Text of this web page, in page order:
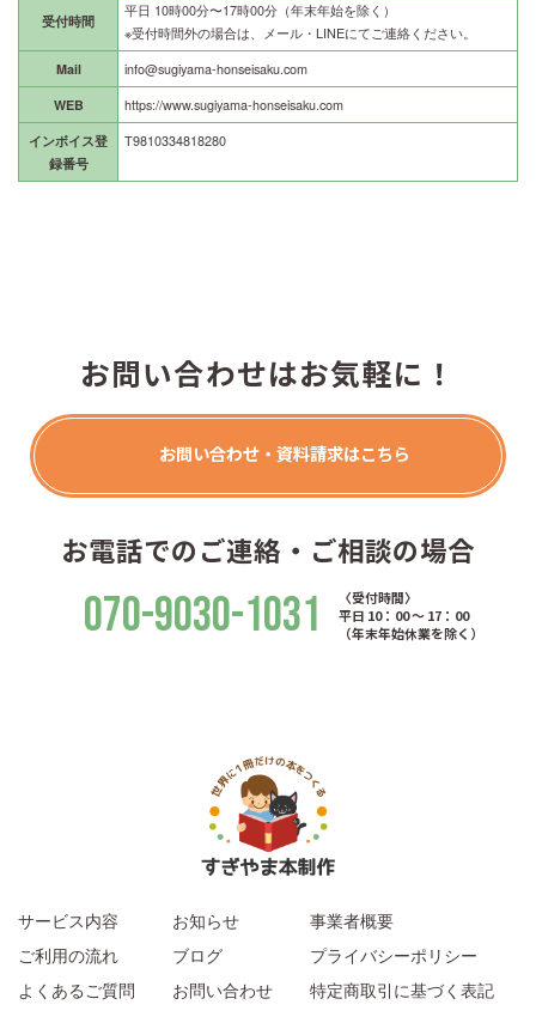
受付時間
平日 10時00分〜17時00分（年末年始を除く）
※受付時間外の場合は、メール・LINEにてご連絡ください。
Mail
info@sugiyama-honseisaku.com
WEB
https://www.sugiyama-honseisaku.com
インボイス登
録番号
T9810334818280
お問い合わせはお気軽に！
お問い合わせ・資料請求はこちら
お電話でのご連絡・ご相談の場合
070-9030-1031
〈受付時間〉
平日 10：00 ～ 17：00
（年末年始休業を除く）
サービス内容
ご利用の流れ
よくあるご質問
お知らせ
ブログ
お問い合わせ
事業者概要
プライバシーポリシー
特定商取引に基づく表記